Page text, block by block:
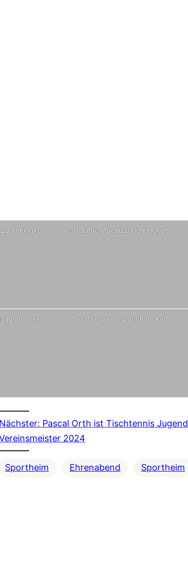
50 Jahre Vereinszugehörigkeit
75 Jahre Vereinszugehörigkeit
Nächster: Pascal Orth ist Tischtennis Jugend
2024
Sportheim Ehrenabend Sportheim